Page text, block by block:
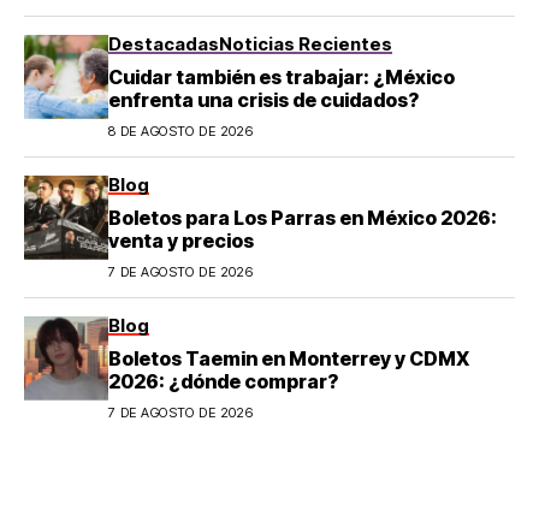
DestacadasNoticias Recientes
Cuidar también es trabajar: ¿México
enfrenta una crisis de cuidados?
8 DE AGOSTO DE 2026
Blog
Boletos para Los Parras en México 2026:
venta y precios
7 DE AGOSTO DE 2026
Blog
Boletos Taemin en Monterrey y CDMX
2026: ¿dónde comprar?
7 DE AGOSTO DE 2026